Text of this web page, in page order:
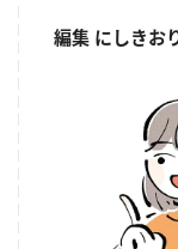
編集 にしきお